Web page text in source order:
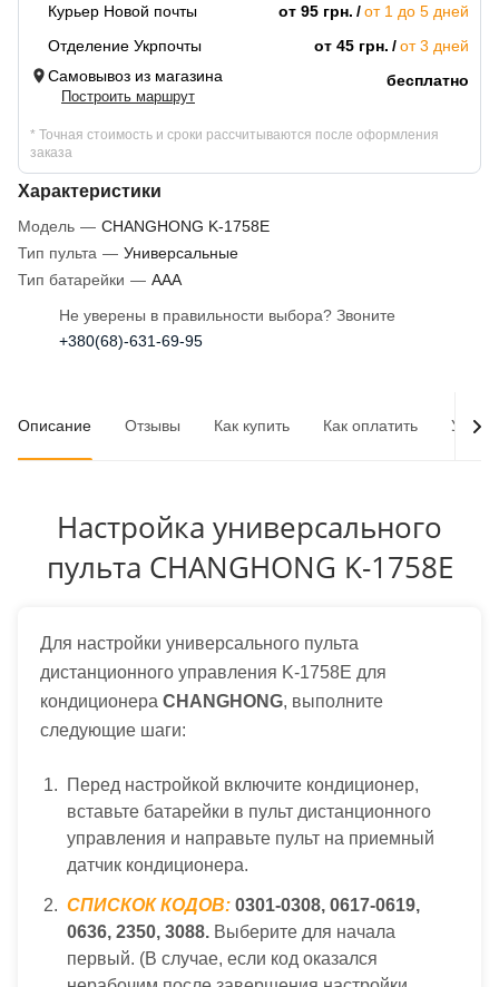
Курьер Новой почты
от 95 грн.
от 1 до 5 дней
Отделение Укрпочты
от 45 грн.
от 3 дней
Самовывоз из магазина
Построить маршрут
бесплатно
* Точная стоимость и сроки рассчитываются после оформления
заказа
Характеристики
Модель — CHANGHONG K-1758E
Тип пульта — Универсальные
Тип батарейки — AAA
Не уверены в правильности выбора? Звоните
+380(68)-631-69-95
Описание Отзывы Как купить Как оплатить
Настройка универсального
пульта CHANGHONG K-1758E
Для настройки универсального пульта
дистанционного управления K-1758E для
кондиционера CHANGHONG, выполните
следующие шаги:
Перед настройкой включите кондиционер,
вставьте батарейки в пульт дистанционного
управления и направьте пульт на приемный
датчик кондиционера.
СПИСКОК КОДОВ: 0301-0308, 0617-0619,
0636, 2350, 3088. Выберите для начала
первый. (В случае, если код оказался